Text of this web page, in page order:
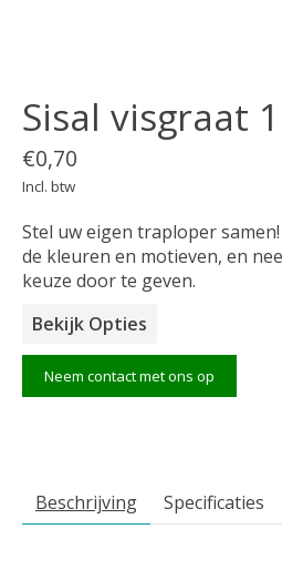
Sisal visgraat
€0,70
Incl. btw
Stel uw eigen traploper
de kleuren en motieven, en
keuze door te geven.
Bekijk Opties
Neem contact met ons op
Beschrijving Specificaties